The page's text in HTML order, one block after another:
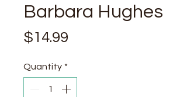
Barbara Hughes
$14.99
Quantity *